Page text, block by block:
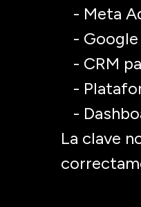
- Meta
-
- CRM
-
-
La clave